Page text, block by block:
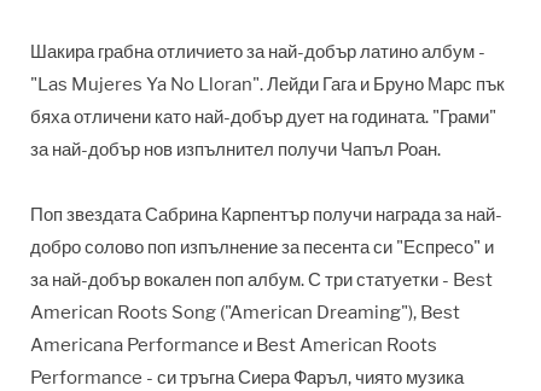
Шакира грабна отличието за най-добър латино албум -
"Las Mujeres Ya No Lloran". Лейди Гага и Бруно Марс пък
бяха отличени като най-добър дует на годината. "Грами"
за най-добър нов изпълнител получи Чапъл Роан.
Поп звездата Сабрина Карпентър получи награда за най-
добро солово поп изпълнение за песента си "Еспресо" и
за най-добър вокален поп албум. С три статуетки - Best
American Roots Song ("American Dreaming"), Best
Americana Performance и Best American Roots
Performance - си тръгна Сиера Фаръл, чиято музика